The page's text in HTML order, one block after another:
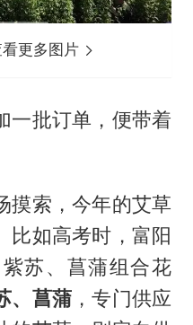
更多图片
一批订单，便带着
摸索，今年的艾草
比如高考时，富阳
苏、菖蒲组合花
、菖蒲 ，专门供应